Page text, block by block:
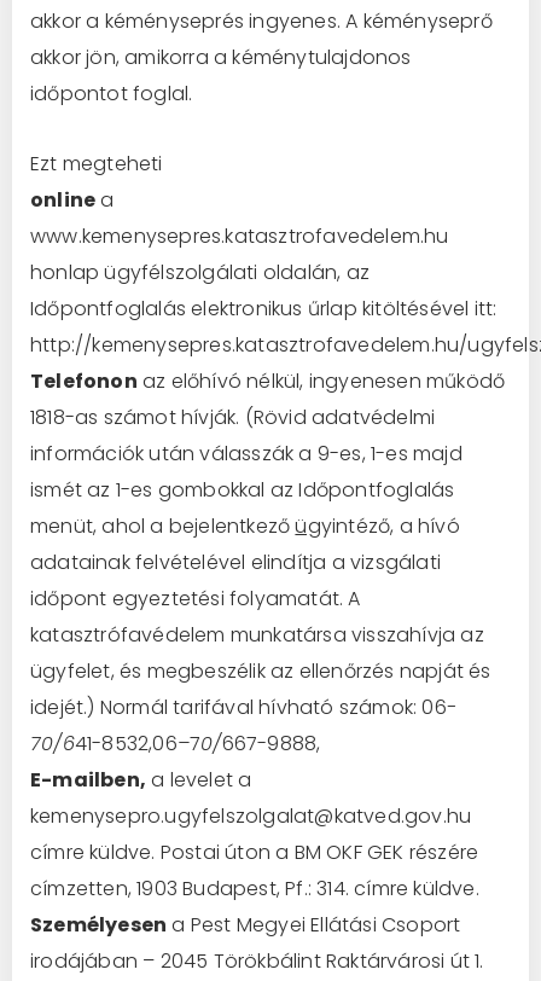
akkor a kéményseprés ingyenes. A kéményseprő
akkor jön, amikorra a kéménytulajdonos
időpontot foglal.
Ezt megteheti
onlinea
www.kemenysepres.katasztrofavedelem.hu
honlap ügyfélszolgálati oldalán, az
Időpontfoglalás elektronikus űrlap kitöltésével itt:
http://kemenysepres.katasztrofavedelem.hu/
Telefonon az előhívó nélkül, ingyenesen működő
1818-as számot hívják. (Rövid adatvédelmi
információk után válasszák a 9-es, 1-es majd
ismét az 1-es gombokkal az Időpontfoglalás
menüt, ahol a bejelentkezőügyintéző, a hívó
adatainak felvételével elindítja a vizsgálati
időpont egyeztetési folyamatát. A
katasztrófavédelem munkatársa visszahívja az
ügyfelet, és megbeszélik az ellenőrzés napját és
idejét.) Normál tarifával hívható számok: 06-
70/641-8532,06–70/667-9888,
E-mailben, a levelet a
kemenysepro.ugyfelszolgalat@katved.gov.hu
címre küldve. Postai úton a BM OKF GEK részére
címzetten, 1903 Budapest, Pf.: 314. címre küldve.
Személyesen a Pest Megyei Ellátási Csoport
irodájában – 2045 Törökbálint Raktárvárosi út 1.